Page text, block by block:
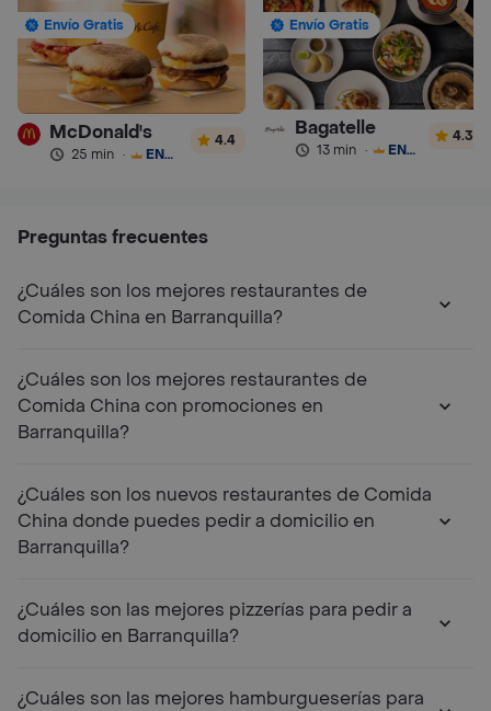
Envío Gratis
McDonald's
25 min · ENVÍO GRATIS
4.4
Envío Gratis
Bagatelle
13 min · ENVÍO GRATIS
4.3
Preguntas frecuentes
¿Cuáles son los mejores restaurantes de
Comida China en Barranquilla?
¿Cuáles son los mejores restaurantes de
Comida China con promociones en
Barranquilla?
¿Cuáles son los nuevos restaurantes de Comida
China donde puedes pedir a domicilio en
Barranquilla?
¿Cuáles son las mejores pizzerías para pedir a
domicilio en Barranquilla?
¿Cuáles son las mejores hamburgueserías para